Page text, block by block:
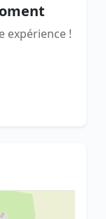
expérience !